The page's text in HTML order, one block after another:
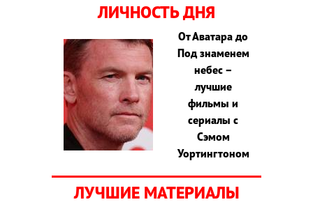
ЛИЧНОСТЬ ДНЯ
От Аватара до
Под знаменем
небес –
лучшие
фильмы и
сериалы с
Сэмом
Уортингтоном
ЛУЧШИЕ МАТЕРИАЛЫ